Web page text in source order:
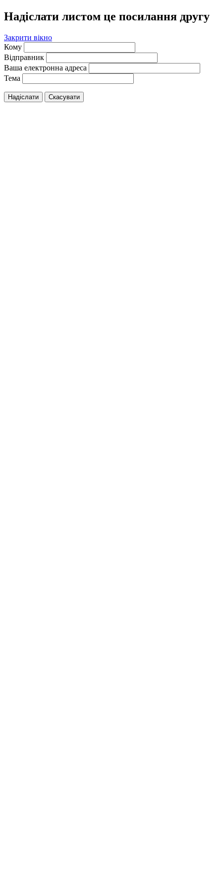
Надіслати листом це посилання другу
Закрити вікно
Кому
Відправник
Ваша електронна адреса
Тема
Надіслати Скасувати